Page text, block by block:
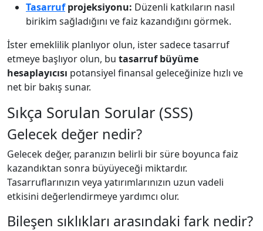
Tasarrufprojeksiyonu: Düzenli katkıların nasıl
birikim sağladığını ve faiz kazandığını görmek.
İster emeklilik planlıyor olun, ister sadece tasarruf
etmeye başlıyor olun, bu tasarruf büyüme
hesaplayıcısı potansiyel finansal geleceğinize hızlı ve
net bir bakış sunar.
Sıkça Sorulan Sorular (SSS)
Gelecek değer nedir?
Gelecek değer, paranızın belirli bir süre boyunca faiz
kazandıktan sonra büyüyeceği miktardır.
Tasarruflarınızın veya yatırımlarınızın uzun vadeli
etkisini değerlendirmeye yardımcı olur.
Bileşen sıklıkları arasındaki fark nedir?